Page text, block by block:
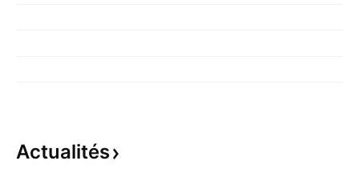
Actualités